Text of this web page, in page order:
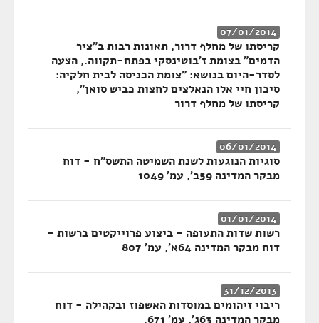
07/01/2014
קריסתו של מחלף דרור, תאונות רבות ב"ציר
הדמים" בצומת ז'בוטינסקי בפתח-תקווה., הצעה
לסדר-היום בנושא: "צומת הכניסה לבית חלקיה:
סיכון חיי אלו הנאלצים לחצות כביש סואן",
קריסתו של מחלף דרור
06/01/2014
סוגיות הנוגעות לשנת השמיטה התשס"ח - דוח
מבקר המדינה 59ב', עמ' 1049
01/01/2014
רשות שדות התעופה - ביצוע פרוייקטים ברשות -
דוח מבקר המדינה 64א', עמ' 807
31/12/2013
ריבוי זיהומים במוסדות האשפוז ובקהילה - דוח
מבקר המדינה 63ג', עמ' 671.